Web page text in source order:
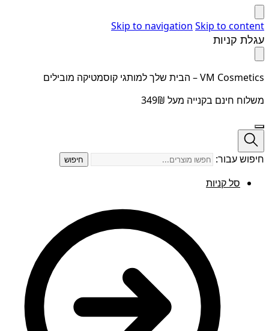
Skip to navigation Skip to content
עגלת קניות
VM Cosmetics – הבית שלך למותגי קוסמטיקה מובילים
משלוח חינם בקנייה מעל 349₪
חיפוש עבור: חיפוש
סל קניות